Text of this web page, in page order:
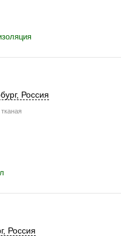
, Россия
, Россия